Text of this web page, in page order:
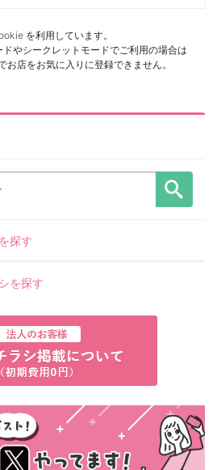
を利用しています。
やシークレットモードでご利用の場合は
店をお気に入りに登録できません。
探す
を探す